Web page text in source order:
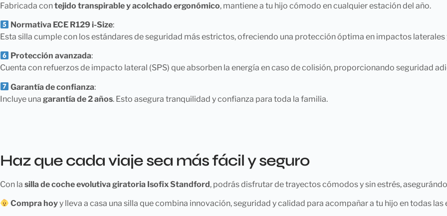
Fabricada contejido transpirable y acolchado ergonómico, mantiene a tu hijo cómodo en cualquier estación del año.
Normativa ECE R129 i-Size:
Esta silla cumple con los estándares de seguridad más estrictos, ofreciendo una protección óptima en impactos laterales
Protección avanzada:
Cuenta con refuerzos de impacto lateral (SPS) que absorben la energía en caso de colisión, proporcionando seguridad
Garantía de confianza:
Incluye una garantía de 2 años. Esto asegura tranquilidad y confianza para toda la familia.
Haz que cada viaje sea más fácil y seguro
Con la silla de coche evolutiva giratoria Isofix Standford, podrás disfrutar de trayectos cómodos y sin estrés,
Compra hoyy lleva a casa una silla que combina innovación, seguridad y calidad para acompañar a tu hijo en todas